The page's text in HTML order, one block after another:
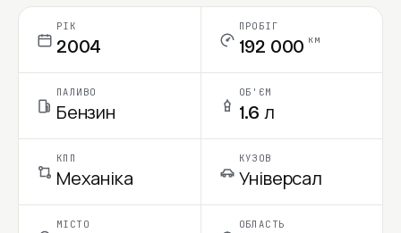
РІК
2004
ПРОБІГ
192 000 км
ПАЛИВО
Бензин
ОБ'ЄМ
1.6 л
КПП
Механіка
КУЗОВ
Універсал
МІСТО ОБЛАСТЬ